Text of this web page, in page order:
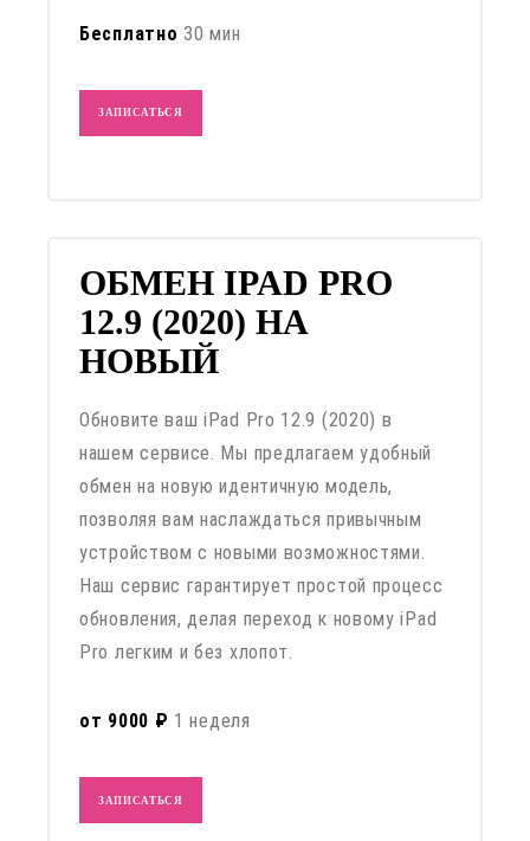
Бесплатно 30 мин
ЗАПИСАТЬСЯ
ОБМЕН IPAD PRO
12.9 (2020) НА
НОВЫЙ
Обновите ваш iPad Pro 12.9 (2020) в
нашем сервисе. Мы предлагаем удобный
обмен на новую идентичную модель,
позволяя вам наслаждаться привычным
устройством с новыми возможностями.
Наш сервис гарантирует простой процесс
обновления, делая переход к новому iPad
Pro легким и без хлопот.
от 9000 ₽ 1 неделя
ЗАПИСАТЬСЯ